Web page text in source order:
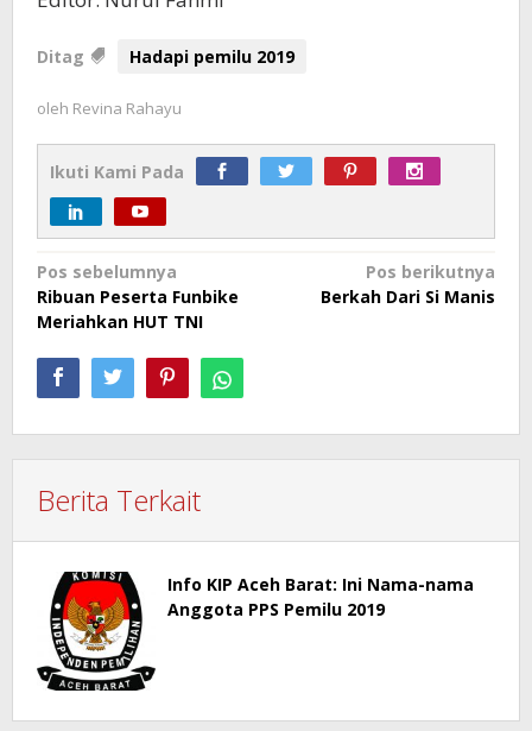
Ditag Hadapi pemilu 2019
oleh Revina Rahayu
Ikuti Kami Pada
Navigasi
pos
Pos sebelumnya
Ribuan Peserta Funbike
Meriahkan HUT TNI
Pos berikutnya
Berkah Dari Si Manis
Berita Terkait
Info KIP Aceh Barat: Ini Nama-nama
Anggota PPS Pemilu 2019